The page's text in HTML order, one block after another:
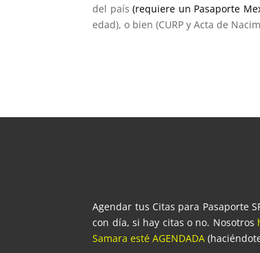
del país(requiere un Pasaporte
edad), o bien (CURP y Acta de
Agendar tus Citas para Pasaporte
con día, si hay citas o no. Nosotros
Samara esté AGENDADA